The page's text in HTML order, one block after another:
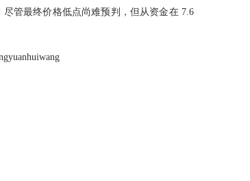
管最终价格低点尚难预判，但从资金在 7.6